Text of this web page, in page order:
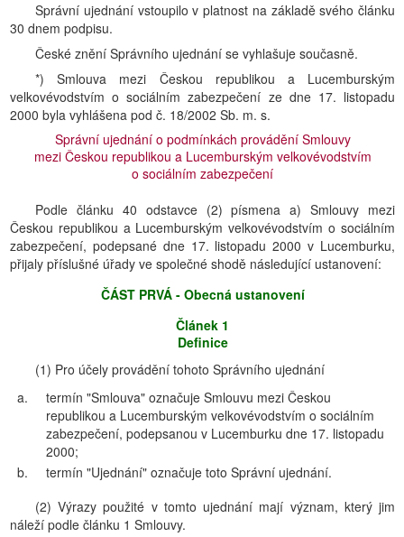
Správní ujednání vstoupilo v platnost na základě svého článku
30 dnem podpisu.
České znění Správního ujednání se vyhlašuje současně.
*) Smlouva mezi Českou republikou a Lucemburským
velkovévodstvím o sociálním zabezpečení ze dne 17. listopadu
2000 byla vyhlášena pod č. 18/2002 Sb. m. s.
Správní ujednání o podmínkách provádění Smlouvy
mezi Českou republikou a Lucemburským velkovévodstvím
o sociálním zabezpečení
Podle článku 40 odstavce (2) písmena a) Smlouvy mezi
Českou republikou a Lucemburským velkovévodstvím o sociálním
zabezpečení, podepsané dne 17. listopadu 2000 v Lucemburku,
přijaly příslušné úřady ve společné shodě následující ustanovení:
ČÁST PRVÁ - Obecná ustanovení
Článek 1
Definice
(1) Pro účely provádění tohoto Správního ujednání
a.
termín "Smlouva" označuje Smlouvu mezi Českou
republikou a Lucemburským velkovévodstvím o sociálním
zabezpečení, podepsanou v Lucemburku dne 17. listopadu
2000;
b.
termín "Ujednání" označuje toto Správní ujednání.
(2) Výrazy použité v tomto ujednání mají význam, který jim
náleží podle článku 1 Smlouvy.